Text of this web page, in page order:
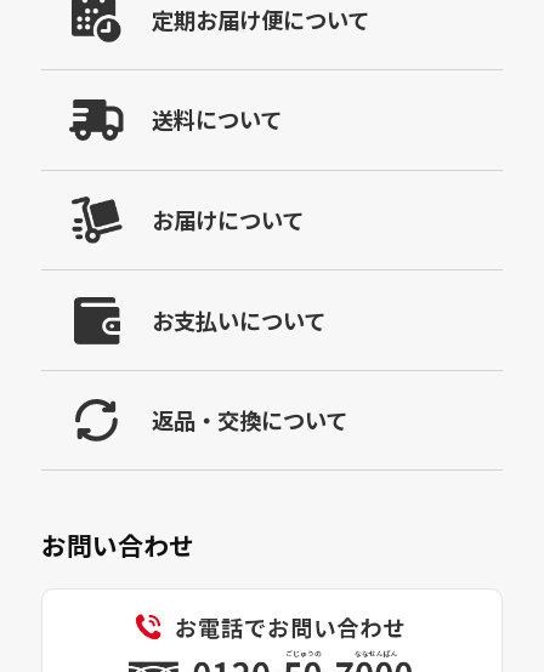
定期お届け便について
送料について
お届けについて
お支払いについて
返品・交換について
お問い合わせ